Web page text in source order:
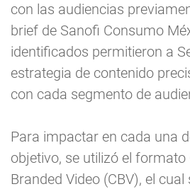
con las audiencias
brief de Sanofi Consumo
identificados permitieron a
estrategia de contenido
con cada segmento de
Para impactar en cada una
objetivo, se utilizó el formato
Branded Video (CBV), el cual